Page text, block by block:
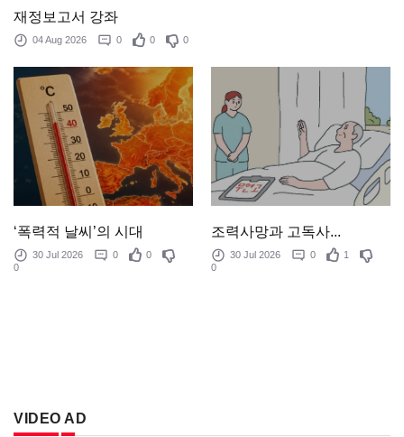
재정보고서 강좌
04 Aug 2026 0 0 0
‘폭력적 날씨’의 시대
30 Jul 2026 0
0
0
조력사망과 고독사...
30 Jul 2026 0
1
0
VIDEO AD